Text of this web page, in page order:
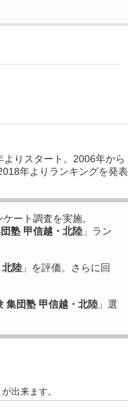
りスタート。2006年から
年よりランキングを発表
ケート調査を実施。
塾 甲信越・北陸 」ラン
北陸 」を評価。さらに回
集団塾 甲信越・北陸 」選
出来ます。